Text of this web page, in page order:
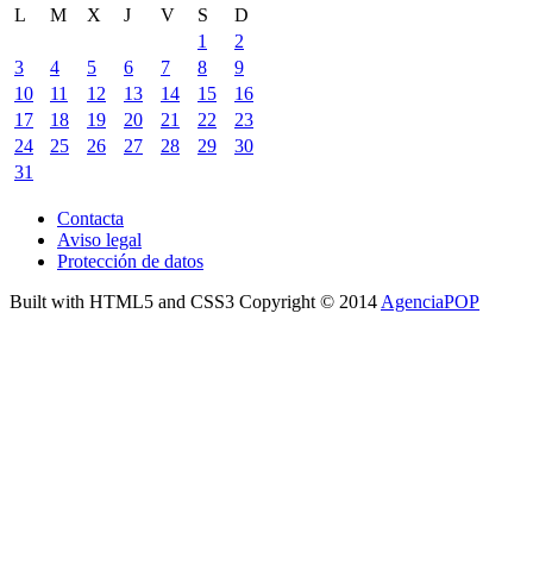
L
M X J V S
D
1
2
3
4 5 6 7 8
9
10
11 12 13 14 15
16
17
18 19 20 21 22
23
24
25 26 27 28 29
30
31
Contacta
Aviso legal
Protección de datos
Built with HTML5 and CSS3 Copyright © 2014 AgenciaPOP